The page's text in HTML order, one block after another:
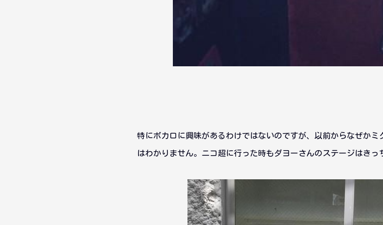
特にボカロに興味があるわけではないのですが、以前からなぜかミ
はわかりません。ニコ超に行った時もダヨーさんのステージはきっ